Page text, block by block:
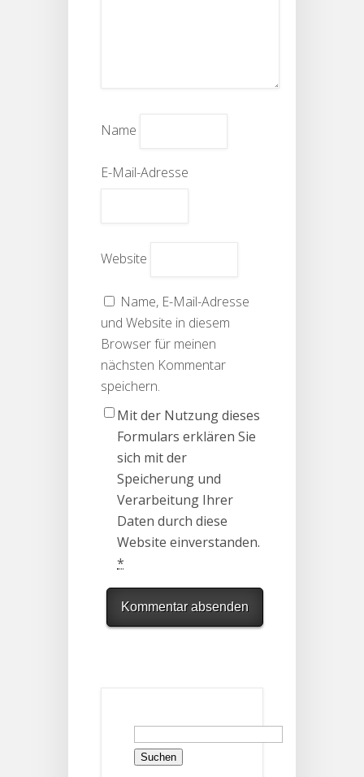
Name
E-Mail-Adresse
Website
Name, E-Mail-Adresse
und Website in diesem
Browser für meinen
nächsten Kommentar
speichern.
Mit der Nutzung dieses
Formulars erklären Sie
sich mit der
Speicherung und
Verarbeitung Ihrer
Daten durch diese
Website einverstanden.
*
Suchen
nach: